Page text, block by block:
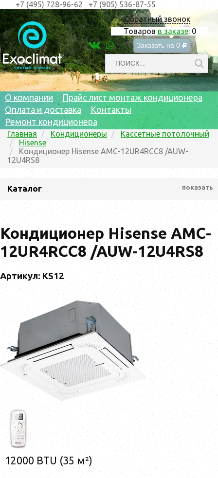
Обратный звонок
Товаров в заказе: 0
Заказать на 0 c
+7 (495) 728-96-62 +7 (905) 536-87-55
О компании
Прайс лист монтаж кондиционера
Оплата и доставка
Контакты
Ремонт кондиционера
Главная Кондиционеры
Кассетные потолочный
Hisense
Кондиционер Hisense AMC-12UR4RCC8 /AUW-
12U4RS8
Каталог показать
Кондиционер Hisense AMC-
12UR4RCC8 /AUW-12U4RS8
Артикул: KS12
12000 BTU (35 м²)